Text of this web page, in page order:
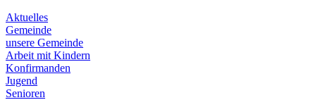
Aktuelles
Gemeinde
unsere Gemeinde
Arbeit mit Kindern
Konfirmanden
Jugend
Senioren